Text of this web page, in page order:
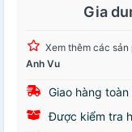
Gia
Xem thêm các sản
Anh Vu
Giao hàng toàn
Được kiểm tra